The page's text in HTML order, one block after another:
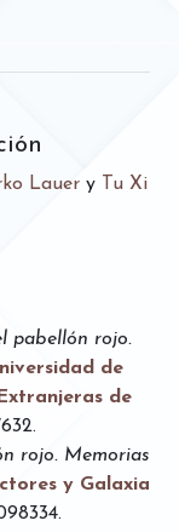
Lauer y
Tu Xi
pabellón rojo.
de
de
rojo. Memorias
y Galaxia